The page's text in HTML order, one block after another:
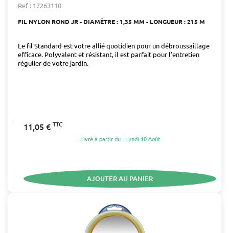
Ref : 17263110
FIL NYLON ROND JR - DIAMÈTRE : 1,35 MM - LONGUEUR : 215 M
Le fil Standard est votre allié quotidien pour un débroussaillage
efficace. Polyvalent et résistant, il est parfait pour l'entretien
régulier de votre jardin.
11,05 € TTC
Livré à partir du : Lundi 10 Août
AJOUTER AU PANIER